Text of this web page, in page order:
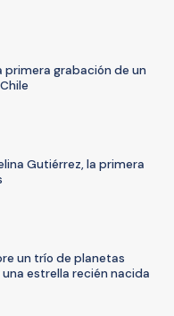
primera grabación de un
Gutiérrez, la primera
un trío de planetas
estrella recién nacida